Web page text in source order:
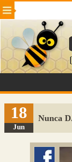
Beleza Cinema e TV
Internet Jogos
VeÃ­culos Adulto
Sugerir Link
Adicionar Blog
Colmeia Exchange
18
Jun
Nunca